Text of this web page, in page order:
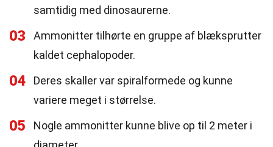
samtidig med dinosaurerne.
03
Ammonitter tilhørte en gruppe af blæksprutter
kaldet cephalopoder.
04
Deres skaller var spiralformede og kunne
variere meget i størrelse.
05
Nogle ammonitter kunne blive op til 2 meter i